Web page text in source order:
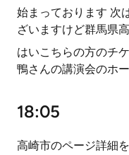
始まっております 次
ざいますけど群馬県
はいこちらの方のチ
鴨さんの講演会のホ
18:05
高崎市のページ詳細